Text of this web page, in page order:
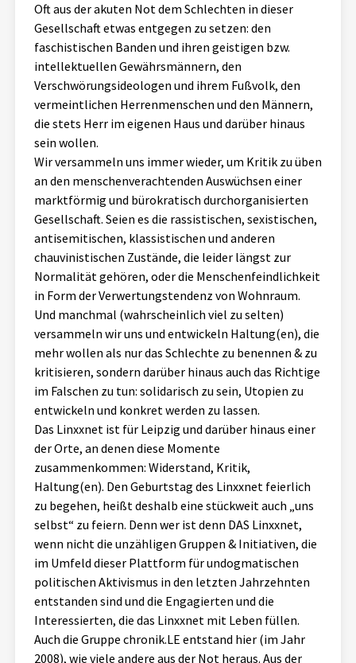
Aktuelles
Alle Beiträge
Veranstaltungen
Pressemitteilungen
Podcasts
Über uns
Projektbeschreibung
Kontakt
Unterstützer_innen
Spenden
chronik.LE in der Presse
Oft aus der akuten Not dem Schlechten in dieser
Gesellschaft etwas entgegen zu setzen: den
faschistischen Banden und ihren geistigen bzw.
intellektuellen Gewährsmännern, den
Verschwörungsideologen und ihrem Fußvolk, den
vermeintlichen Herrenmenschen und den Männern,
die stets Herr im eigenen Haus und darüber hinaus
sein wollen.
Wir versammeln uns immer wieder, um Kritik zu üben
an den menschenverachtenden Auswüchsen einer
marktförmig und bürokratisch durchorganisierten
Gesellschaft. Seien es die rassistischen, sexistischen,
antisemitischen, klassistischen und anderen
chauvinistischen Zustände, die leider längst zur
Normalität gehören, oder die Menschenfeindlichkeit
in Form der Verwertungstendenz von Wohnraum.
Und manchmal (wahrscheinlich viel zu selten)
versammeln wir uns und entwickeln Haltung(en), die
mehr wollen als nur das Schlechte zu benennen & zu
kritisieren, sondern darüber hinaus auch das Richtige
im Falschen zu tun: solidarisch zu sein, Utopien zu
entwickeln und konkret werden zu lassen.
Das Linxxnet ist für Leipzig und darüber hinaus einer
der Orte, an denen diese Momente
zusammenkommen: Widerstand, Kritik,
Haltung(en). Den Geburtstag des Linxxnet feierlich
zu begehen, heißt deshalb eine stückweit auch „uns
selbst“ zu feiern. Denn wer ist denn DAS Linxxnet,
wenn nicht die unzähligen Gruppen & Initiativen, die
im Umfeld dieser Plattform für undogmatischen
politischen Aktivismus in den letzten Jahrzehnten
entstanden sind und die Engagierten und die
Interessierten, die das Linxxnet mit Leben füllen.
Auch die Gruppe chronik.LE entstand hier (im Jahr
2008), wie viele andere aus der Not heraus. Aus der